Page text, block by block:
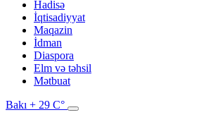
Hadisə
İqtisadiyyat
Maqazin
İdman
Diaspora
Elm və təhsil
Mətbuat
Bakı + 29 C°